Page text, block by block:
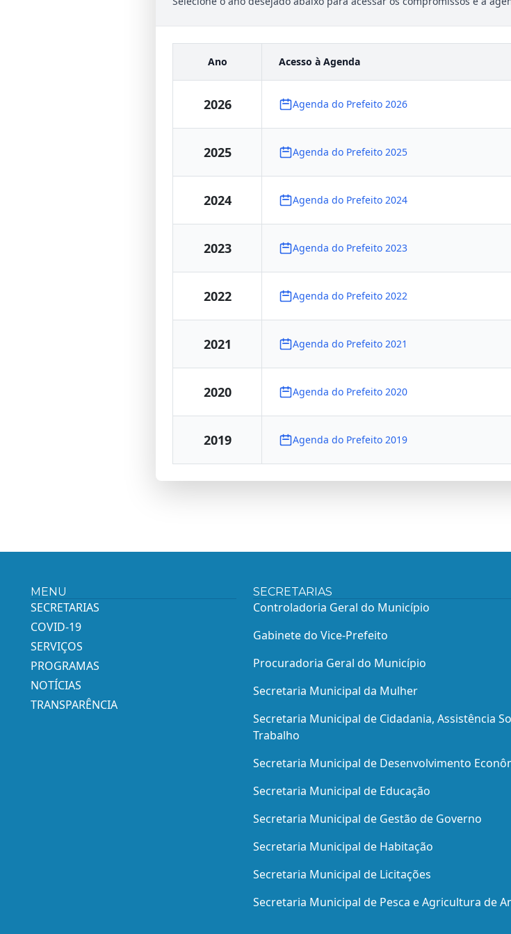
Ano Acesso à Agenda
2026 Agenda do Prefeito 2026
2025 Agenda do Prefeito 2025
2024 Agenda do Prefeito 2024
2023 Agenda do Prefeito 2023
2022 Agenda do Prefeito 2022
2021 Agenda do Prefeito 2021
2020 Agenda do Prefeito 2020
2019 Agenda do Prefeito 2019
MENU
SECRETARIAS
COVID-19
SERVIÇOS
PROGRAMAS
NOTÍCIAS
TRANSPARÊNCIA
SECRETARIAS
Controladoria Geral do Município
Gabinete do Vice-Prefeito
Procuradoria Geral do Município
Secretaria Municipal da Mulher
Secretaria Municipal de Cidadania, Assistência
Trabalho
Secretaria Municipal de Desenvolvimento
Secretaria Municipal de Educação
Secretaria Municipal de Gestão de Governo
Secretaria Municipal de Habitação
Secretaria Municipal de Licitações
Secretaria Municipal de Pesca e Agricultura de